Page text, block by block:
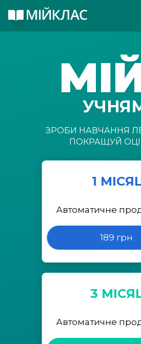
ЗРОБИ НАВЧАННЯ
ПОКРАЩУЙ
1
Автоматичне
189 грн
3
Автоматичне